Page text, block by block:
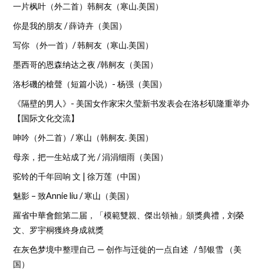
一片枫叶（外二首）韩舸友（寒山.美国）
你是我的朋友 / 薛诗卉（美国）
写你 （外一首）/ 韩舸友（寒山.美国）
墨西哥的恩森纳达之夜 /韩舸友（美国）
洛杉磯的槍聲（短篇小说）- 杨强（美国）
《隔壁的男人》- 美国女作家宋久莹新书发表会在洛杉矶隆重举办
【国际文化交流】
呻吟（外二首）/ 寒山（韩舸友. 美国）
母亲，把一生站成了光 / 涓涓细雨（美国）
驼铃的千年回响 文 | 徐万莲（中国）
魅影 – 致Annie liu / 寒山（美国）
羅省中華會館第二届，「模範雙親、傑出領袖」頒獎典禮，刘榮
文、罗宇桐獲終身成就獎
在灰色梦境中整理自己 — 创作与迁徙的一点自述 / 邹银雪 （美
国）